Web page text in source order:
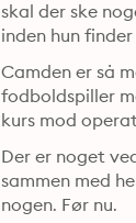
skal der ske
inden hun
Camden er så
fodboldspiller
kurs mod
Der er noget
sammen med
nogen. Før nu.